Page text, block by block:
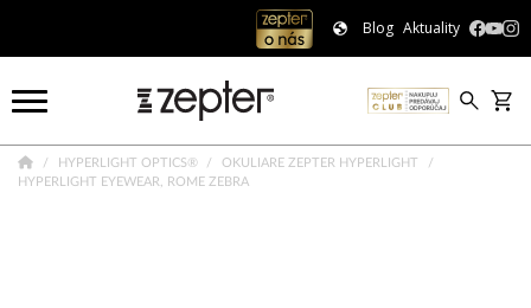
Blog Aktuality
HYPERLIGHT OPTICS®
OKULIARE ZEPTER HYPERLIGHT
HYPERLIGHT EYEWEAR, ROME ZEBRA